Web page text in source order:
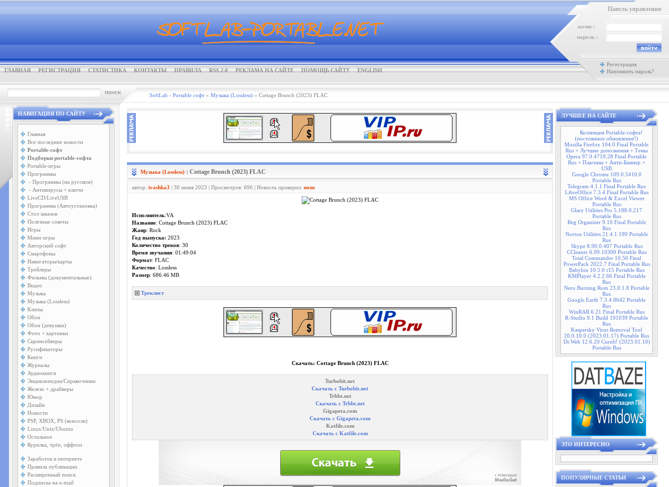
ГЛАВНАЯ РЕГИСТРАЦИЯ СТАТИСТИКА КОНТАКТЫ ПРАВИЛА RSS 2.0 РЕКЛАМА НА САЙТЕ ПОМОЩЬ САЙТУ ENGLISH
Панель управления
логин :
пароль :
Регистрация
Напомнить пароль?
SoftLab - Portable софт » Музыка (Lossless) » Cottage Brunch (2023) FLAC
НАВИГАЦИЯ ПО САЙТУ
Главная
Все последние новости
Portable-софт
Подборки portable-софта
Portable-игры
Программы
- Программы (на русском)
- Антивирусы + ключи
LiveCD/LiveUSB
Программы (Автоустановка)
Стол заказов
Полезные советы
Игры
Мини игры
Авторский софт
Смартфоны
Навигаторы/карты
Трейлеры
Фильмы (документальные)
Видео
Музыка
Музыка (Lossless)
Клипы
Обои
Обои (девушки)
Фото + картинки
Скринсейверы
Русификаторы
Книги
Журналы
Аудиокниги
Энциклопедии/Справочники
Железо + драйверы
Юмор
Дизайн
Новости
PSP, XBOX, PS (консоли)
Linux/Unix/Ubuntu
Остальное
Курилка, трёп, оффтоп
Заработок в интернете
Правила публикации
Расширенный поиск
Подписка на e-mail
Музыка (Lossless) : Cottage Brunch (2023) FLAC
автор: ivashka3 | 30 июня 2023 | Просмотров: 696 | Новость проверил: none
Исполнитель:VA
Название: Cottage Brunch (2023) FLAC
Жанр: Rock
Год выпуска: 2023
Количество треков: 30
Время звучания: 01:49:04
Формат: FLAC
Качество: Lossless
Размер: 686.46 MB
Треклист
Скачать: Cottage Brunch (2023) FLAC
Turbobit.net
Скачать с Turbobit.net
Trbbt.net
Скачать с Trbbt.net
Gigapeta.com
Скачать с Gigapeta.com
Katfile.com
Скачать с Katfile.com
ЛУЧШЕЕ НА САЙТЕ
Коллекция Portable-софта!
(постоянное обновление!)
Mozilla Firefox 104.0 Final Portable
Rus + Лучшие дополнения + Темы
Opera 97.0.4719.28 Final Portable
Rus + Плагины + Анти-Баннер +
USB
Google Chrome 109.0.5410.0
Portable Rus
Telegram 4.1.1 Final Portable Rus
LibreOffice 7.3.4 Final Portable Rus
MS Office Word & Excel Viewer
Portable Rus
Glary Utilities Pro 5.188.0.217
Portable Rus
Reg Organizer 9.10 Final Portable
Rus
Norton Utilities 21.4.1.199 Portable
Rus
Skype 8.90.0.407 Portable Rus
CCleaner 6.09.10300 Portable Rus
Total Commander 10.50 Final
PowerPack 2022.7 Final Portable Rus
Babylon 10.5.0 r15 Portable Rus
KMPlayer 4.2.2.66 Final Portable
Rus
Nero Burning Rom 23.0.1.8 Portable
Rus
Google Earth 7.3.4.8642 Portable
Rus
WinRAR 6.21 Final Portable Rus
R-Studio 9.1 Build 191039 Portable
Rus
Kaspersky Virus Removal Tool
20.0.10.0 (2023.01.17) Portable Rus
Dr.Web 12.6.20 CureIt! (2023.01.10)
Portable Rus
ЭТО ИНТЕРЕСНО
ПОПУЛЯРНЫЕ СТАТЬИ